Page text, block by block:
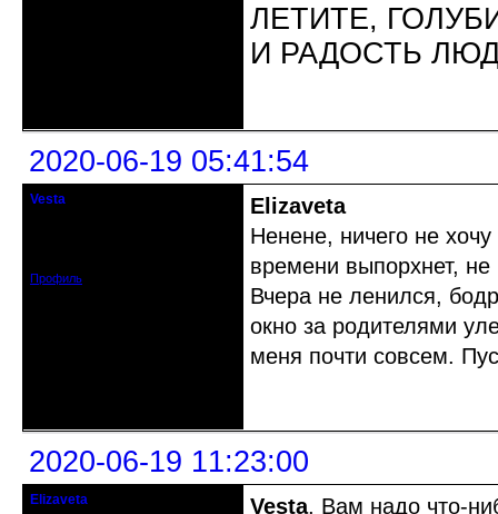
ЛЕТИТЕ,
И РАДОСТЬ
2020-06-19 05:41:54
Vesta
Профиль
Elizaveta
Ненене, ничего не
времени выпорхнет,
Вчера не ленился,
окно за родителями
меня почти совсем.
2020-06-19 11:23:00
Elizaveta Vesta, Вам надо что-